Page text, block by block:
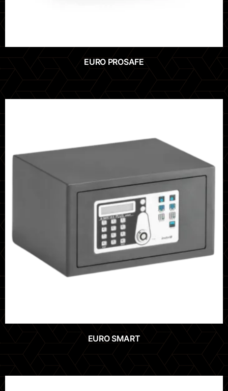
EURO PROSAFE
EURO SMART